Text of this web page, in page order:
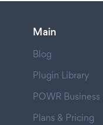
Main
Blog
Plugin Library
POWR Business
Plans & Pricing